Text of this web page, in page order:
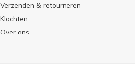
Verzenden & retourneren
Klachten
Over ons